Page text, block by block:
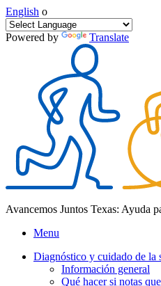
English o
Powered by Translate
Avancemos Juntos Texas: Ayuda
Menu
Diagnóstico y cuidado de la
Información general
Qué hacer si notas